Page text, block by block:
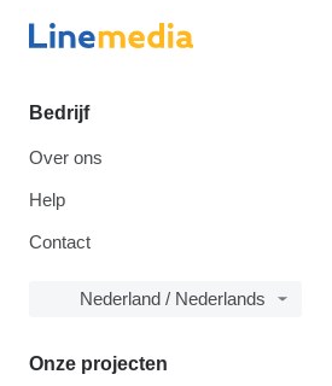
Bedrijf
Over ons
Help
Contact
Nederland / Nederlands
Onze projecten